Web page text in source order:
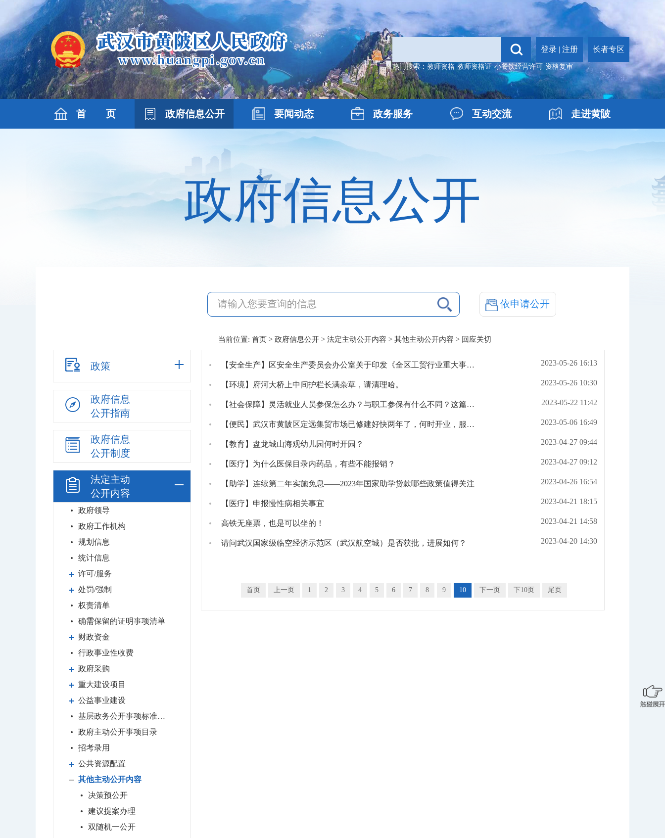
登录 | 注册 长者专区
热门搜索： 教师资格 教师资格证 小餐饮经营许可 资格复审
首 页 政府信息公开 要闻动态 政务服务 互动交流 走进黄陂
政府信息公开
依申请公开
当前位置: 首页 > 政府信息公开 > 法定主动公开内容 > 其他主动公开内容 > 回应关切
政策
政府信息
公开指南
政府信息
公开制度
法定主动
公开内容
政府领导
政府工作机构
规划信息
统计信息
许可/服务
处罚/强制
权责清单
确需保留的证明事项清单
财政资金
行政事业性收费
政府采购
重大建设项目
公益事业建设
基层政务公开事项标准目录
政府主动公开事项目录
招考录用
公共资源配置
其他主动公开内容
决策预公开
建议提案办理
双随机一公开
【安全生产】区安全生产委员会办公室关于印发《全区工贸行业重大事故隐患专项排查整治2023行动实施方案》的通知 2023-05-26 16:13
【环境】府河大桥上中间护栏长满杂草，请清理哈。 2023-05-26 10:30
【社会保障】灵活就业人员参保怎么办？与职工参保有什么不同？这篇说清楚 2023-05-22 11:42
【便民】武汉市黄陂区定远集贸市场已修建好快两年了，何时开业，服务周边居民。 2023-05-06 16:49
【教育】盘龙城山海观幼儿园何时开园？ 2023-04-27 09:44
【医疗】为什么医保目录内药品，有些不能报销？ 2023-04-27 09:12
【助学】连续第二年实施免息——2023年国家助学贷款哪些政策值得关注 2023-04-26 16:54
【医疗】申报慢性病相关事宜 2023-04-21 18:15
高铁无座票，也是可以坐的！ 2023-04-21 14:58
请问武汉国家级临空经济示范区（武汉航空城）是否获批，进展如何？ 2023-04-20 14:30
首页 上一页 1 2 3 4 5 6 7 8 9 10 下一页 下10页 尾页